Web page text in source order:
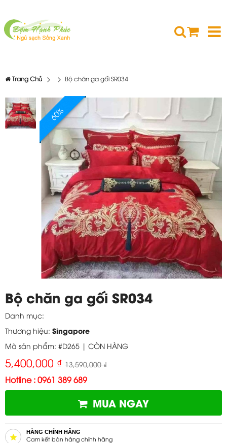
Trang Chủ Bộ chăn ga gối SR034
60%
Bộ chăn ga gối SR034
Danh mục:
Thương hiệu: Singapore
Mã sản phẩm: #D265 | CÒN HÀNG
5,400,000 ₫ 13,590,000 ₫
Hotline : 0961 389 689
MUA NGAY
HÀNG CHÍNH HÃNG
Cam kết bán hàng chính hãng